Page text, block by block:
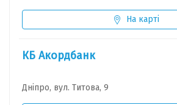
На карті
КБ Акордбанк
Дніпро, вул. Титова, 9